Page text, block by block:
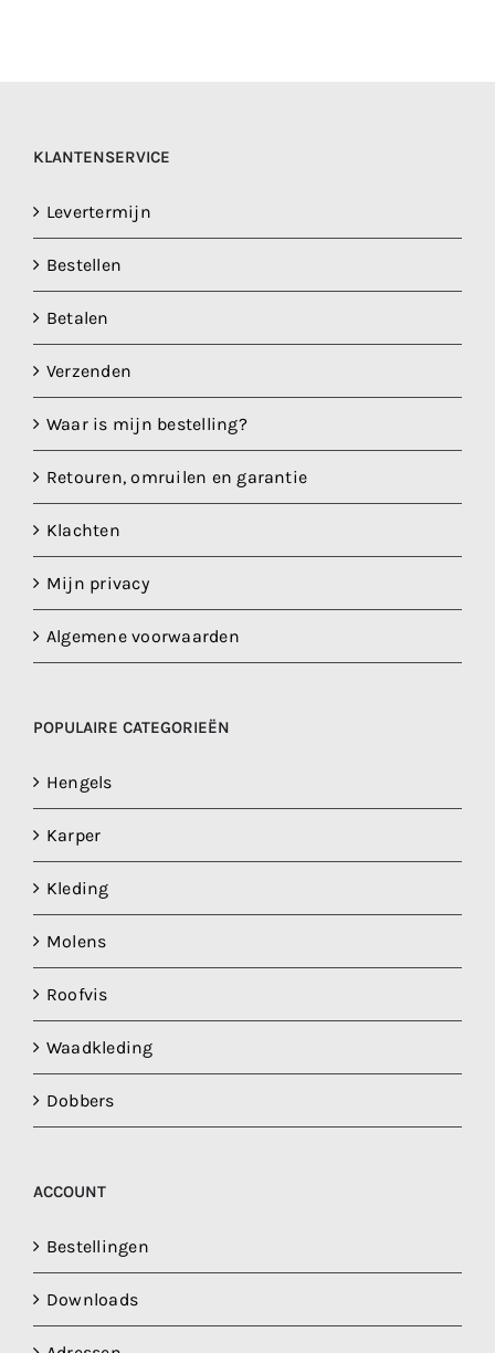
KLANTENSERVICE
Levertermijn
Bestellen
Betalen
Verzenden
Waar is mijn bestelling?
Retouren, omruilen en garantie
Klachten
Mijn privacy
Algemene voorwaarden
POPULAIRE CATEGORIEËN
Hengels
Karper
Kleding
Molens
Roofvis
Waadkleding
Dobbers
ACCOUNT
Bestellingen
Downloads